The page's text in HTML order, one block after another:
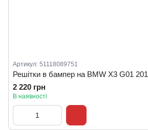
Артикул: 51118089751
Решітки в бампер на BMW X3 G01
2 220 грн
В наявності